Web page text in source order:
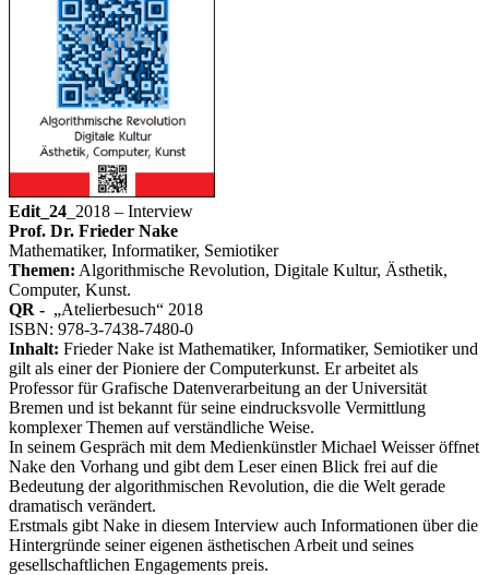
Edit_24 _2018 – Interview
Prof. Dr. Frieder Nake
Mathematiker, Informatiker, Semiotiker
Themen: Algorithmische Revolution, Digitale Kultur, Ästhetik,
Computer, Kunst.
QR - „Atelierbesuch“ 2018
ISBN: 978-3-7438-7480-0
Inhalt: Frieder Nake ist Mathematiker, Informatiker, Semiotiker und
gilt als einer der Pioniere der Computerkunst. Er arbeitet als
Professor für Grafische Datenverarbeitung an der Universität
Bremen und ist bekannt für seine eindrucksvolle Vermittlung
komplexer Themen auf verständliche Weise.
In seinem Gespräch mit dem Medienkünstler Michael Weisser öffnet
Nake den Vorhang und gibt dem Leser einen Blick frei auf die
Bedeutung der algorithmischen Revolution, die die Welt gerade
dramatisch verändert.
Erstmals gibt Nake in diesem Interview auch Informationen über die
Hintergründe seiner eigenen ästhetischen Arbeit und seines
gesellschaftlichen Engagements preis.